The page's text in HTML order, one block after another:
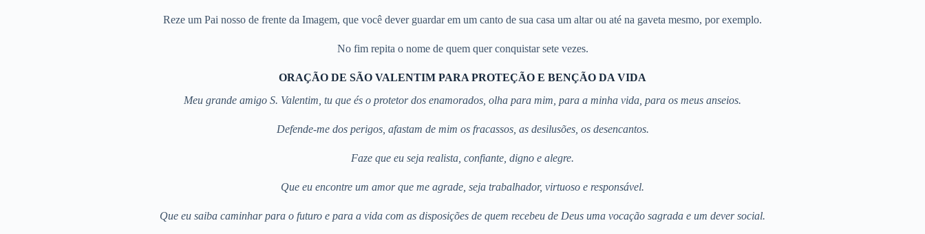
Reze um Pai nosso de frente da Imagem, que você dever guardar em um canto de sua casa um altar ou até na gaveta mesmo, por exemplo.
No fim repita o nome de quem quer conquistar sete vezes.
ORAÇÃO DE SÃO VALENTIM PARA PROTEÇÃO E BENÇÃO DA VIDA
Meu grande amigo S. Valentim, tu que és o protetor dos enamorados, olha para mim, para a minha vida, para os meus anseios.
Defende-me dos perigos, afastam de mim os fracassos, as desilusões, os desencantos.
Faze que eu seja realista, confiante, digno e alegre.
Que eu encontre um amor que me agrade, seja trabalhador, virtuoso e responsável.
Que eu saiba caminhar para o futuro e para a vida com as disposições de quem recebeu de Deus uma vocação sagrada e um dever social.